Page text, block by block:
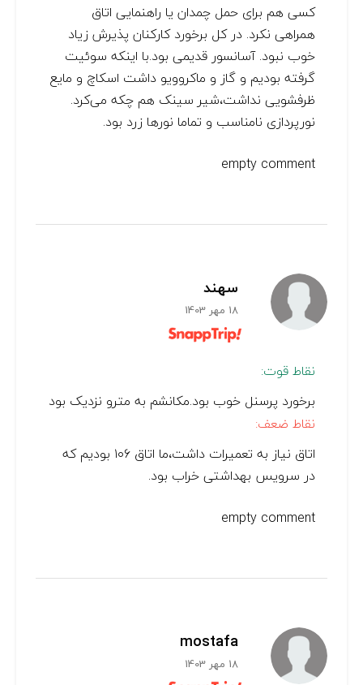
کسی هم برای حمل چمدان یا راهنمایی اتاق
همراهی نکرد. در کل برخورد کارکنان پذیرش زیاد
خوب نبود. آسانسور قدیمی بود.با اینکه سوئیت
گرفته بودیم و گاز و ماکروویو داشت اسکاچ و مایع
ظرفشویی نداشت،شیر سینک هم چکه می‌کرد.
نورپردازی نامناسب و تماما نورها زرد بود.
empty comment
سهند
18 مهر 1403
نقاط قوت:
برخورد پرسنل خوب بود.مکانشم به مترو نزدیک بود
نقاط ضعف:
اتاق نیاز به تعمیرات داشت،ما اتاق ۱۰۶ بودیم که
در سرویس بهداشتی خراب بود.
empty comment
mostafa
18 مهر 1403